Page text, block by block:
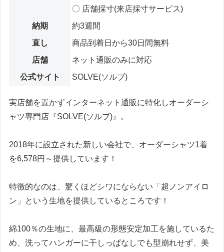
〇 店舗採寸(来店採寸サービス)
納期
約3週間
直し
商品到着日から30日間無料
店舗
ネット通販のみに対応
公式サイト
SOLVE(ソルブ)
実店舗を置かずインターネット通販に特化しオーダーシ
ャツ専門店『SOLVE(ソルブ)』。
2018年に設立された新しい会社で、 オーダーシャツ1着
を6,578円～提供しています！
特徴的なのは、驚くほどシワにならない「超ノンアイロ
ン」という生地を提供しているところです！
綿100％の生地に、最高級の形態安定加工を施しているた
め、洗ってハンガーに干しっぱなしでも型崩れせず、美